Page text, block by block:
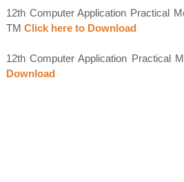
12th Computer Application Practical
TM Click here to Download
12th Computer Application Practical
Download